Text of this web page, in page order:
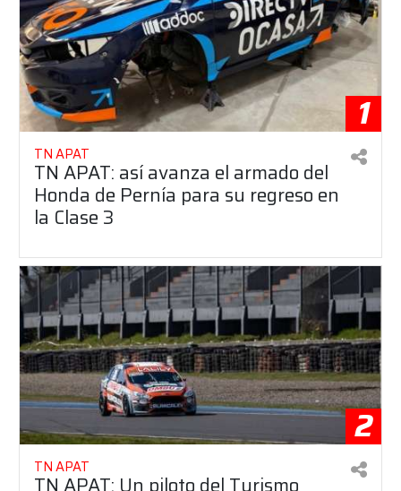
1
TN APAT
TN APAT: así avanza el armado del
Honda de Pernía para su regreso en
la Clase 3
2
TN APAT
TN APAT: Un piloto del Turismo